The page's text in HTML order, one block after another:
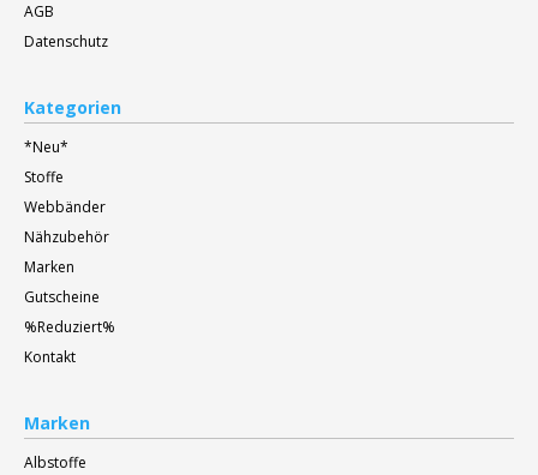
AGB
Datenschutz
Kategorien
*Neu*
Stoffe
Webbänder
Nähzubehör
Marken
Gutscheine
%Reduziert%
Kontakt
Marken
Albstoffe